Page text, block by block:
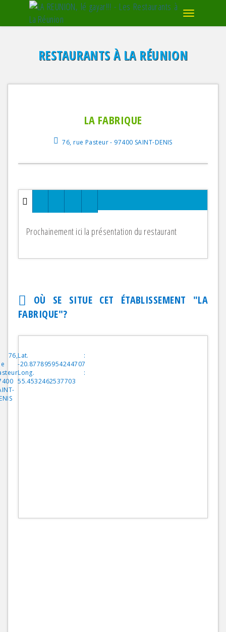
RESTAURANTS À LA RÉUNION
LA FABRIQUE
76, rue Pasteur - 97400 SAINT-DENIS
Prochainement ici la présentation du restaurant
OÙ SE SITUE CET ÉTABLISSEMENT "LA
FABRIQUE"?
Lat. :
-20.877895954244707
Long. :
55.4532462537703